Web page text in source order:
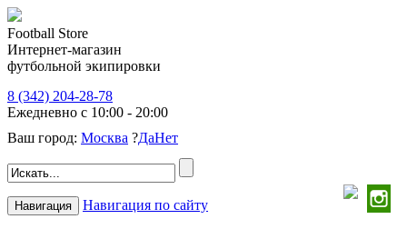
Football Store
Интернет-магазин
футбольной экипировки
8 (342) 204-28-78
Ежедневно с 10:00 - 20:00
Ваш город: Москва ?ДаНет
Навигация Навигация по сайту